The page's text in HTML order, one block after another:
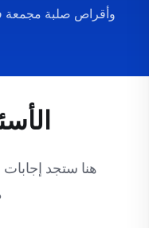
هنا ستجد